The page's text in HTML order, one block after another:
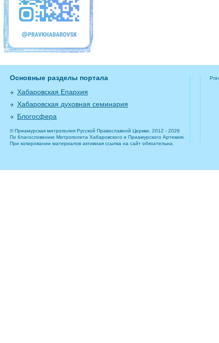
Основные разделы портала
Хабаровская Епархия
Хабаровская духовная семинария
Блогосфера
© Приамурская митрополия Русской Православной Церкви, 2012 - 2026
По благословению Митрополита Хабаровского и Приамурского Артемия.
При копировании материалов активная ссылка на сайт обязательна.